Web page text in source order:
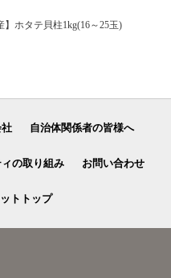
ホタテ貝柱1kg(16～25玉)
自治体関係者の皆様へ
の取り組み お問い合わせ
トトップ